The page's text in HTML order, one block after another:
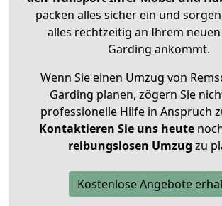
packen alles sicher ein und
alles rechtzeitig an Ihrem
Garding ankommt.
Wenn Sie einen Umzug von
Garding planen, zögern Sie
professionelle Hilfe in Anspruch
Kontaktieren Sie uns heute
reibungslosen Umzug zu
Kostenlose Angebote